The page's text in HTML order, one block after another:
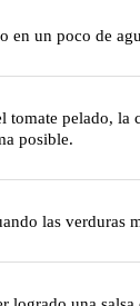
en un poco de
tomate pelado,
posible.
las